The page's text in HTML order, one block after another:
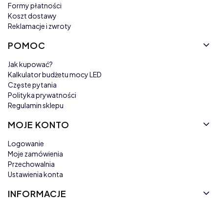
Formy płatności
Koszt dostawy
Reklamacje i zwroty
POMOC
Jak kupować?
Kalkulator budżetu mocy LED
Częste pytania
Polityka prywatności
Regulamin sklepu
MOJE KONTO
Logowanie
Moje zamówienia
Przechowalnia
Ustawienia konta
INFORMACJE